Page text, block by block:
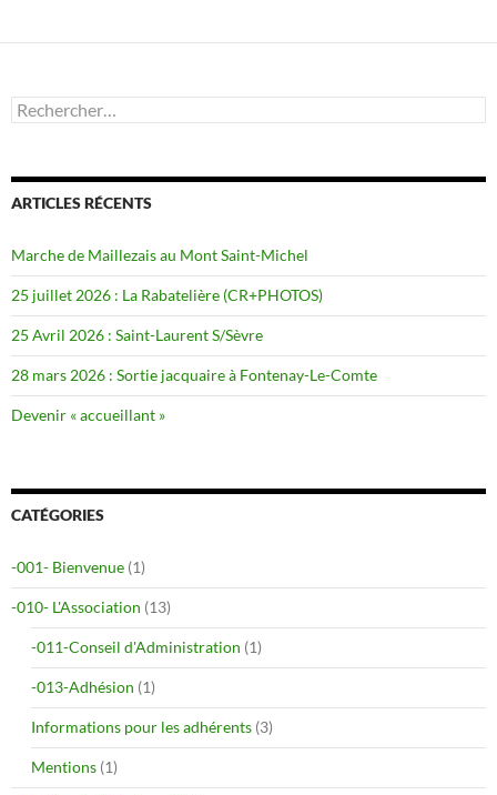
Rechercher :
ARTICLES RÉCENTS
Marche de Maillezais au Mont Saint-Michel
25 juillet 2026 : La Rabatelière (CR+PHOTOS)
25 Avril 2026 : Saint-Laurent S/Sèvre
28 mars 2026 : Sortie jacquaire à Fontenay-Le-Comte
Devenir « accueillant »
CATÉGORIES
-001- Bienvenue (1)
-010- L'Association (13)
-011-Conseil d'Administration (1)
-013-Adhésion (1)
Informations pour les adhérents (3)
Mentions (1)